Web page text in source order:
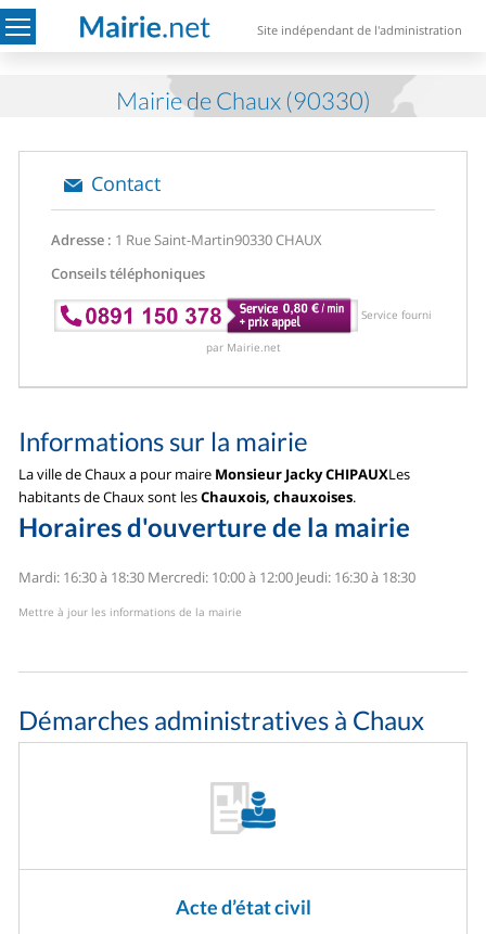
Site indépendant de l'administration
Mairie de Chaux (90330)
Contact
Adresse : 1 Rue Saint-Martin90330 CHAUX
Conseils téléphoniques
Service fourni
par Mairie.net
Informations sur la mairie
La ville de Chaux a pour maire Monsieur Jacky CHIPAUXLes
habitants de Chaux sont lesChauxois, chauxoises.
Horaires d'ouverture de la mairie
Mardi: 16:30 à 18:30 Mercredi: 10:00 à 12:00 Jeudi: 16:30 à 18:30
Mettre à jour les informations de la mairie
Démarches administratives à Chaux
Acte d’état civil